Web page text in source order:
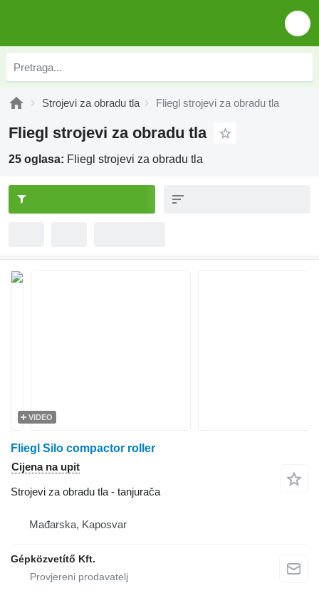
Strojevi za obradu tla Fliegl strojevi za obradu tla
Fliegl strojevi za obradu tla
25 oglasa: Fliegl strojevi za obradu tla
VIDEO
Fliegl Silo compactor roller
Cijena na upit
Strojevi za obradu tla - tanjurača
Mađarska, Kaposvar
Gépközvetítő Kft.